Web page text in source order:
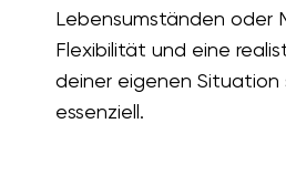
Lebensumständen oder
Flexibilität und eine
deiner eigenen Situation
essenziell.